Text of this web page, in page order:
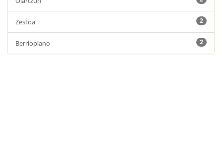
Zestoa 2
Berrioplano 2